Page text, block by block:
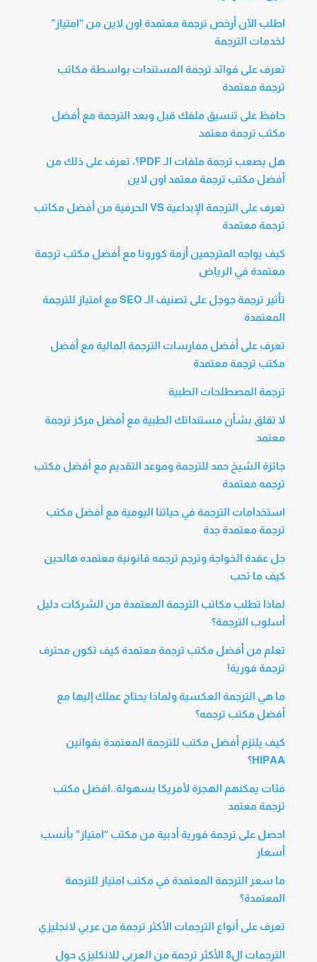
اطلب الآن أرخص ترجمة معتمدة اون لاين من “امتياز”
لخدمات الترجمة
تعرف على فوائد ترجمة المستندات بواسطة مكاتب
ترجمة معتمدة
حافظ على تنسيق ملفك قبل وبعد الترجمة مع أفضل
مكتب ترجمة معتمد
هل يصعب ترجمة ملفات الـ PDF؟، تعرف على ذلك من
أفضل مكتب ترجمة معتمد اون لاين
تعرف على الترجمة الإبداعية VS الحرفية من أفضل مكاتب
ترجمة معتمدة
كيف يواجه المترجمين أزمة كورونا مع أفضل مكتب ترجمة
معتمدة في الرياض
تأثير ترجمة جوجل على تصنيف الـ SEO مع امتياز للترجمة
المعتمدة
تعرف على أفضل ممارسات الترجمة المالية مع أفضل
مكتب ترجمة معتمدة
ترجمة المصطلحات الطبية
لا تقلق بشأن مستنداتك الطبية مع أفضل مركز ترجمة
معتمد
جائزة الشيخ حمد للترجمة وموعد التقديم مع أفضل مكتب
ترجمه معتمدة
استخدامات الترجمة في حياتنا اليومية مع أفضل مكتب
ترجمة معتمدة جدة
حِل عقدة الخواجة وترجم ترجمه قانونية معتمده هالحين
كيف ما تحب
لماذا تطلب مكاتب الترجمة المعتمدة من الشركات دليل
أسلوب الترجمة؟
تعلم من أفضل مكتب ترجمة معتمدة كيف تكون محترف
ترجمة فورية!
ما هي الترجمة العكسية ولماذا يحتاج عملك إليها مع
أفضل مكتب ترجمه؟
كيف يلتزم أفضل مكتب للترجمة المعتمدة بقوانين
HIPAA؟
فئات يمكنهم الهجرة لأمريكا بسهولة..افضل مكتب
ترجمة معتمد
احصل على ترجمة فورية أدبية من مكتب “امتياز” بأنسب
أسعار
ما سعر الترجمة المعتمدة في مكتب امتياز للترجمة
المعتمدة؟
تعرف على أنواع الترجمات الأكثر ترجمة من عربي لانجليزي
الترجمات ال8 الأكثر ترجمة من العربي للانكليزي حول